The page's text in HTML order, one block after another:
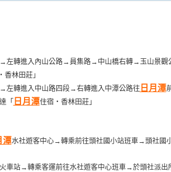
→左轉進入內山公路→員集路→中山橋右轉→玉山景觀
林田莊」
左轉進入中山路四段→右轉進入中潭公路往日月潭
「日月潭住宿‧香林田莊」
潭水社遊客中心→轉乘前往頭社國小站班車→頭社國
車站→轉乘客運前往水社遊客中心班車→於頭社派出